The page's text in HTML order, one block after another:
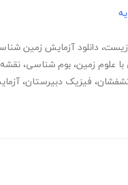
زیست، دانلود آزمایش زمین
علوم زمین، بوم شناسی،
، فیزیک دبیرستان،